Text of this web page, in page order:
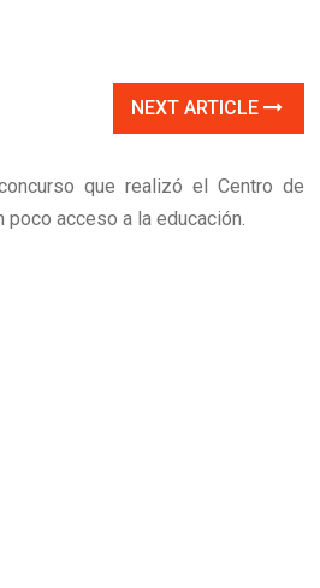
NEXT ARTICLE
que realizó el Centro de
poco acceso a la educación.